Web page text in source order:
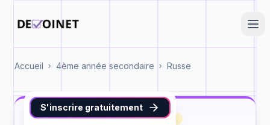
Accueil › 4ème année secondaire › Russe
S'inscrire gratuitement
Russe bac Techniques synthèse 1